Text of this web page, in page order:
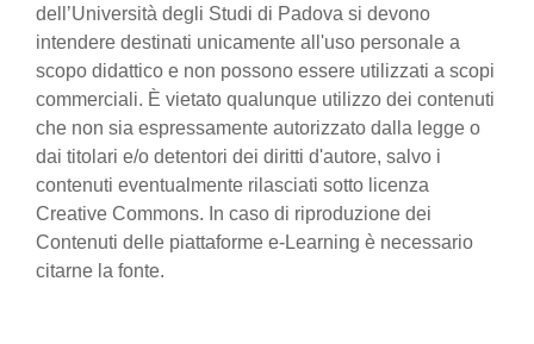
dell’Università degli Studi di Padova si devono
intendere destinati unicamente all'uso personale a
scopo didattico e non possono essere utilizzati a scopi
commerciali. È vietato qualunque utilizzo dei contenuti
che non sia espressamente autorizzato dalla legge o
dai titolari e/o detentori dei diritti d'autore, salvo i
contenuti eventualmente rilasciati sotto licenza
Creative Commons. In caso di riproduzione dei
Contenuti delle piattaforme e-Learning è necessario
citarne la fonte.